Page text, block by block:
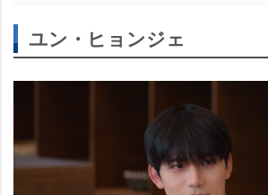
ユン・ヒョンジェ